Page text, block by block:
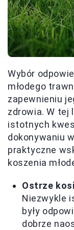
Wybór
młodego
zapewnieniu
zdrowia. W tej
istotnych
dokonywaniu
praktyczne
koszenia
Ostrze
Niezwykle
były
dobrze